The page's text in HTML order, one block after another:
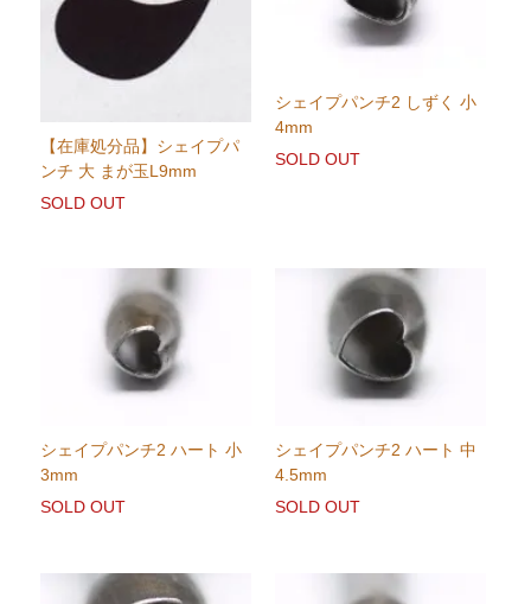
【在庫処分品】シェイプパ
ンチ 大 まが玉L9mm
SOLD OUT
シェイプパンチ2 しずく 小
4mm
SOLD OUT
シェイプパンチ2 ハート 小
3mm
SOLD OUT
シェイプパンチ2 ハート 中
4.5mm
SOLD OUT